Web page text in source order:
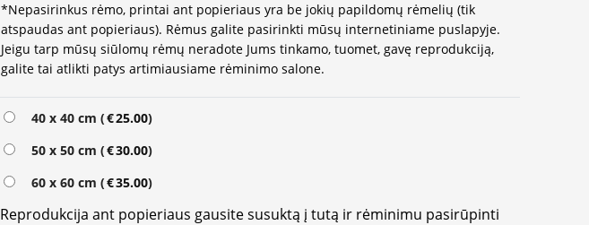
*Nepasirinkus rėmo, printai ant popieriaus yra be jokių papildomų rėmelių (tik
atspaudas ant popieriaus). Rėmus galite pasirinkti mūsų internetiniame puslapyje.
Jeigu tarp mūsų siūlomų rėmų neradote Jums tinkamo, tuomet, gavę reprodukciją,
galite tai atlikti patys artimiausiame rėminimo salone.
40 x 40 cm (€25.00)
50 x 50 cm (€30.00)
60 x 60 cm (€35.00)
Reprodukcija ant popieriaus gausite susuktą į tutą ir rėminimu pasirūpinti
Alternative: